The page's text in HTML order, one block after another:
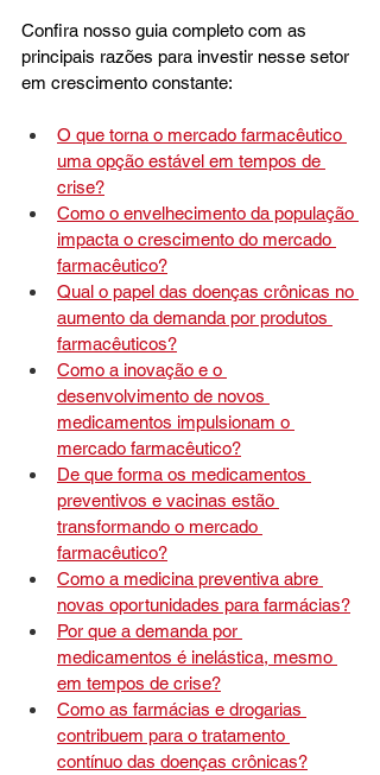
Confira nosso guia completo com as
principais razões para investir nesse setor
em crescimento constante:
O que torna o mercado farmacêutico
uma opção estável em tempos de
crise?
Como o envelhecimento da população
impacta o crescimento do mercado
farmacêutico?
Qual o papel das doenças crônicas no
aumento da demanda por produtos
farmacêuticos?
Como a inovação e o
desenvolvimento de novos
medicamentos impulsionam o
mercado farmacêutico?
De que forma os medicamentos
preventivos e vacinas estão
transformando o mercado
farmacêutico?
Como a medicina preventiva abre
novas oportunidades para farmácias?
Por que a demanda por
medicamentos é inelástica, mesmo
em tempos de crise?
Como as farmácias e drogarias
contribuem para o tratamento
contínuo das doenças crônicas?